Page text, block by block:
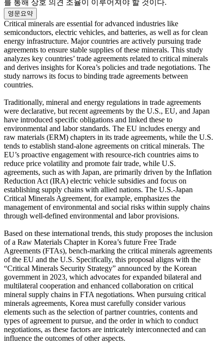
를 통해 상호 의견 조율이 이루어져야 할 것이다.
영문요약
Critical minerals are essential for advanced industries like
semiconductors, electric vehicles, and batteries, as well as for clean
energy infrastructure. Major countries are actively pursuing trade
agreements to ensure stable supplies of these minerals. This study
analyzes key countries’ trade agreements related to critical minerals
and derives insights for Korea’s policies and trade negotiations. The
study narrows its focus to binding trade agreements between
countries.
Traditionally, mineral and energy regulations in trade agreements
were declarative, but recent agreements by the U.S., EU, and Japan
have introduced specific obligations and linked these to
environmental and labor standards. The EU includes energy and
raw materials (ERM) chapters in its trade agreements, while the U.S.
tends to establish stand-alone agreements on critical minerals. The
EU’s proactive engagement with resource-rich countries aims to
reduce price volatility and promote fair trade, while U.S.
agreements, such as with Japan, are primarily driven by the Inflation
Reduction Act (IRA) electric vehicle subsidies and focus on
establishing supply chains with allied nations. The U.S.-Japan
Critical Minerals Agreement, for example, emphasizes the
management of environmental and social risks within supply chains
through well-defined environmental and labor provisions.
Based on these international trends, this study proposes the inclusion
of a Raw Materials Chapter in Korea’s future Free Trade
Agreements (FTAs), bench-marking the critical minerals agreements
of the EU and the U.S. Specifically, this proposal aligns with the
“Critical Minerals Security Strategy” announced by the Korean
government in 2023, which advocates for expanded bilateral and
multilateral cooperation and enhanced collaboration on critical
mineral supply chains in FTA negotiations. When pursuing critical
minerals agreements, Korea must carefully consider various
elements such as the selection of partner countries, contents and
types of agreement to pursue, and the order in which to conduct
negotiations, as these factors are intricately interconnected and can
influence the outcomes of other aspects.